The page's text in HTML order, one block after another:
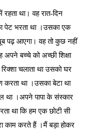
रहता था। वह रात-दिन
पेट भरता था ।उसका एक
पढ़ आएगा। वह तो कुछ नहीं
अपने बच्चे को अच्छी शिक्षा
रिक्शा चलाता था उसको घर
करता था ।उसका बेटा था
था ।अपने पापा के संस्कार
था कि हम एक छोटी सी
काम करते हैं ।मैं बड़ा होकर